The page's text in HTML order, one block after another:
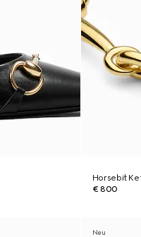
Horsebit
€ 800
Neu